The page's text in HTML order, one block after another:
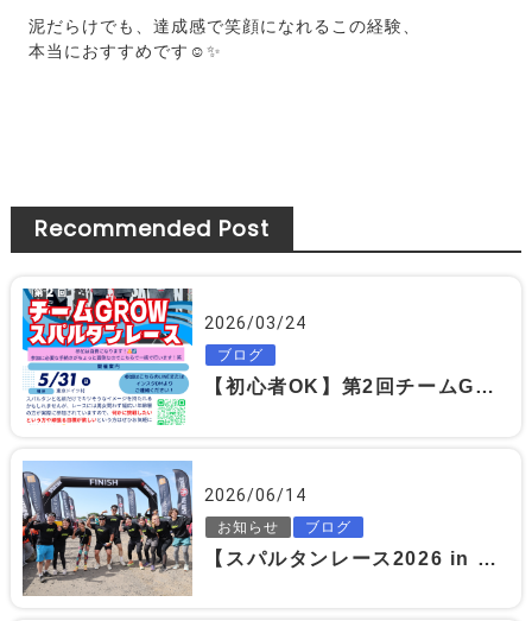
泥だらけでも、達成感で笑顔になれるこの経験、
本当におすすめです☺️✨
Recommended Post
2026/03/24
ブログ
【初心者OK】第2回チームGROWスパルタンレース開催｜一緒に挑戦する仲間募集🔥
2026/06/14
お知らせ ブログ
【スパルタンレース2026 in CHIBA】team GROW 全員無事完走🏁